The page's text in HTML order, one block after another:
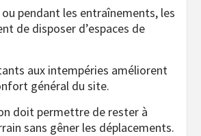
pendant les entraînements, les
de disposer d’espaces de
aux intempéries améliorent
général du site.
doit permettre de rester à
sans gêner les déplacements.